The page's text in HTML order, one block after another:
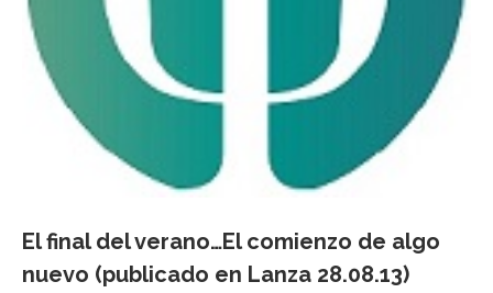
El final del verano…El comienzo de algo
nuevo (publicado en Lanza 28.08.13)